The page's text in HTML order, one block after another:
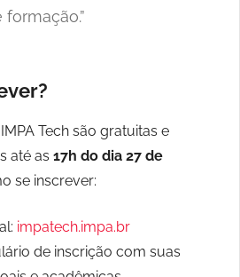
Tech são gratuitas e
até as 17h do dia 27 de
se inscrever:
impatech.impa.br
de inscrição com suas